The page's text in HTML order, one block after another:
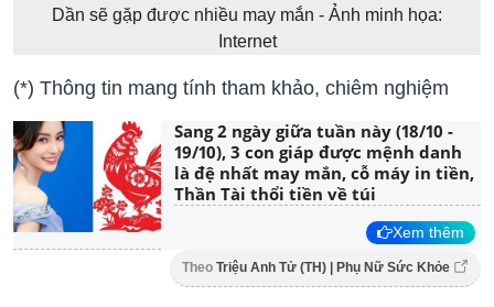
Dần sẽ gặp được nhiều may mắn - Ảnh minh họa:
Internet
(*) Thông tin mang tính tham khảo, chiêm nghiệm
Sang 2 ngày giữa tuần này (18/10 -
19/10), 3 con giáp được mệnh danh
là đệ nhất may mắn, cỗ máy in tiền,
Thần Tài thổi tiền về túi
Xem thêm
Theo Triệu Anh Tử (TH) | Phụ Nữ Sức Khỏe